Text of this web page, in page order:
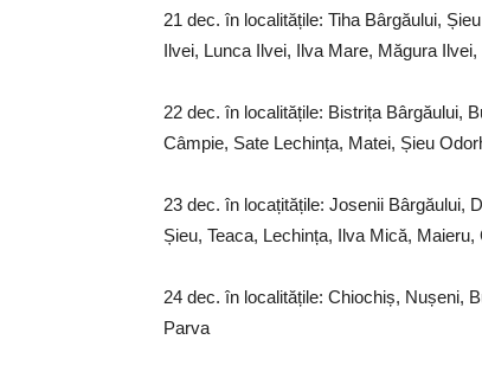
21 dec. în localitățile: Tiha Bârgăului,
Ilvei, Lunca Ilvei, Ilva Mare, Măgura
22 dec. în localitățile: Bistrița Bârgăului,
Câmpie, Sate Lechința, Matei, Șieu
23 dec. în locațitățile: Josenii Bârgăului,
Șieu, Teaca, Lechința, Ilva Mică,
24 dec. în localitățile: Chiochiș, Nușeni,
Parva